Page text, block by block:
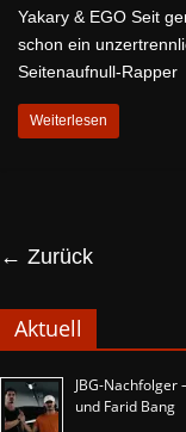
Yakary & EGO Seit
schon ein
Seitenaufnull-Rapper
Weiterlesen
← Zurück
Aktuell
JBG-Nachfolger
und Farid Bang